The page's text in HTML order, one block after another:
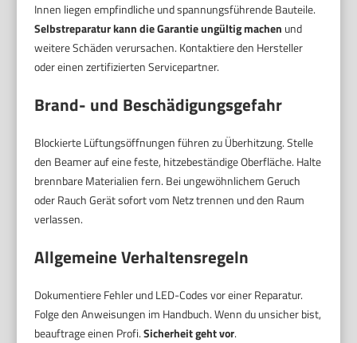
Innen liegen empfindliche und spannungsführende Bauteile.
Selbstreparatur kann die Garantie ungültig machen und
weitere Schäden verursachen. Kontaktiere den Hersteller
oder einen zertifizierten Servicepartner.
Brand- und Beschädigungsgefahr
Blockierte Lüftungsöffnungen führen zu Überhitzung. Stelle
den Beamer auf eine feste, hitzebeständige Oberfläche. Halte
brennbare Materialien fern. Bei ungewöhnlichem Geruch
oder Rauch Gerät sofort vom Netz trennen und den Raum
verlassen.
Allgemeine Verhaltensregeln
Dokumentiere Fehler und LED-Codes vor einer Reparatur.
Folge den Anweisungen im Handbuch. Wenn du unsicher bist,
beauftrage einen Profi.Sicherheit geht vor.